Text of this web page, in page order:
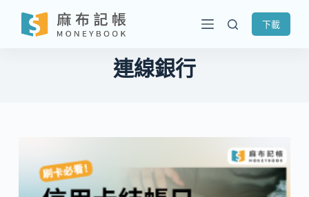
跳
至
下載
連線銀行